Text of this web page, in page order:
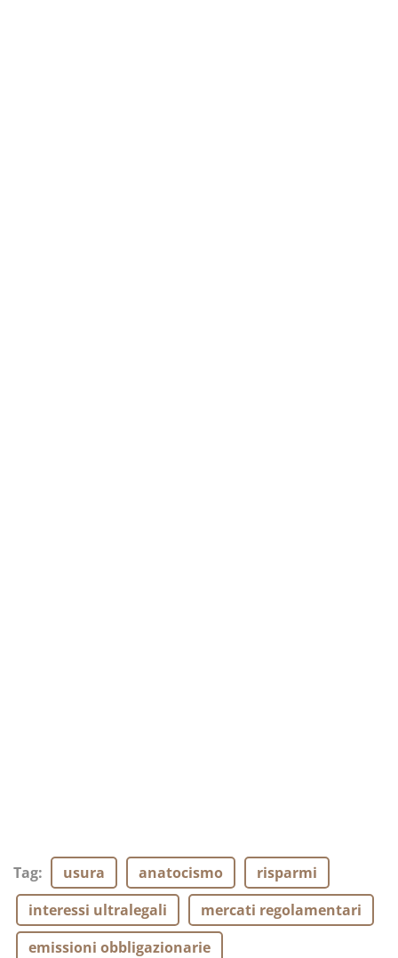
Tag: usura anatocismo
risparmi
interessi ultralegali
mercati regolamentari
emissioni obbligazionarie